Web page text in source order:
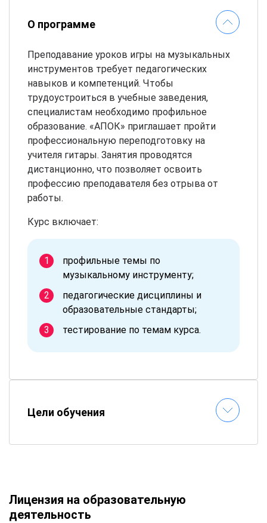
О программе
Преподавание уроков игры на музыкальных
инструментов требует педагогических
навыков и компетенций. Чтобы
трудоустроиться в учебные заведения,
специалистам необходимо профильное
образование. «АПОК» приглашает пройти
профессиональную переподготовку на
учителя гитары. Занятия проводятся
дистанционно, что позволяет освоить
профессию преподавателя без отрыва от
работы.
Курс включает:
профильные темы по
музыкальному инструменту;
педагогические дисциплины и
образовательные стандарты;
тестирование по темам курса.
Цели обучения
Лицензия на образовательную
деятельность